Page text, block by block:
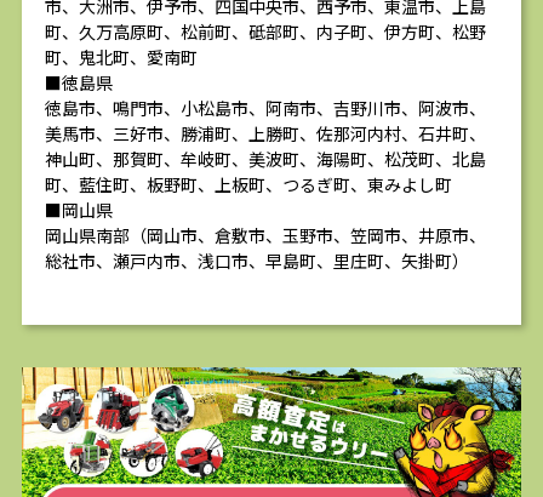
市、大洲市、伊予市、四国中央市、西予市、東温市、上島
町、久万高原町、松前町、砥部町、内子町、伊方町、松野
町、鬼北町、愛南町
■徳島県
徳島市、鳴門市、小松島市、阿南市、吉野川市、阿波市、
美馬市、三好市、勝浦町、上勝町、佐那河内村、石井町、
神山町、那賀町、牟岐町、美波町、海陽町、松茂町、北島
町、藍住町、板野町、上板町、つるぎ町、東みよし町
■岡山県
岡山県南部（岡山市、倉敷市、玉野市、笠岡市、井原市、
総社市、瀬戸内市、浅口市、早島町、里庄町、矢掛町）